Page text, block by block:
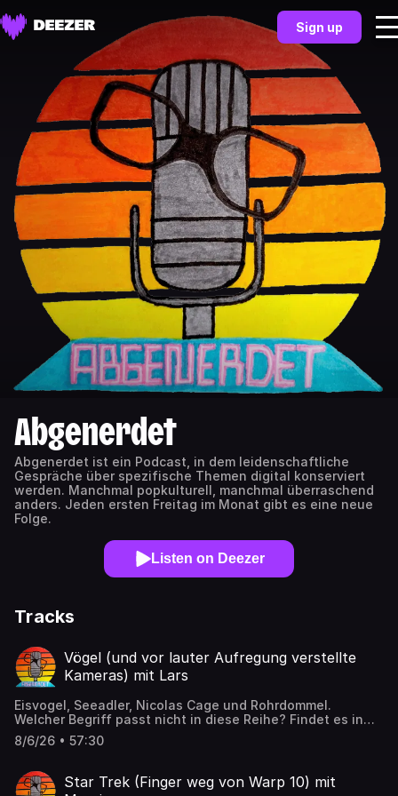
Sign up
Abgenerdet
Abgenerdet ist ein Podcast, in dem leidenschaftliche
Gespräche über spezifische Themen digital konserviert
werden. Manchmal popkulturell, manchmal überraschend
anders. Jeden ersten Freitag im Monat gibt es eine neue
Folge.
Listen on Deezer
Tracks
Vögel (und vor lauter Aufregung verstellte
Kameras) mit Lars
Eisvogel, Seeadler, Nicolas Cage und Rohrdommel.
Welcher Begriff passt nicht in diese Reihe? Findet es in
unserer neusten Folge heraus!Lars ist passionierter
Vogelbeobachter und -fotograf. Er berichtet
wie ihr euch diesem Thema auch ganz ohne teure
Ausrüstung oder weite Reisen nähern könnt. Wir sprechen
8/6/26 • 57:30
Star Trek (Finger weg von Warp 10) mit